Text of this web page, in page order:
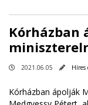
Kórházban
2021.06.05 Híres
Kórházban ápolják